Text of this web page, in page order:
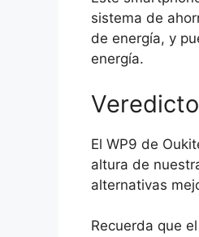
sistema de
de energía, y
energía.
Veredicto
El WP9 de
altura de
alternativas
Recuerda que